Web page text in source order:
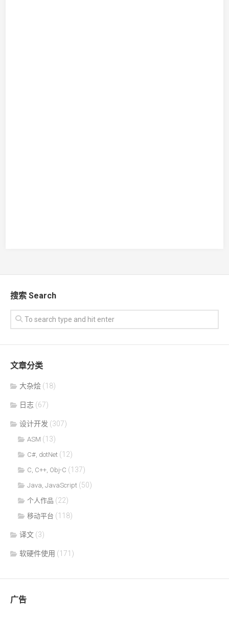
搜索 Search
文章分类
大杂烩 (18)
日志 (67)
设计开发 (307)
ASM (13)
C#, dotNet (12)
C, C++, Obj-C (137)
Java, JavaScript (50)
个人作品 (22)
移动平台 (118)
译文 (3)
软硬件使用 (171)
广告